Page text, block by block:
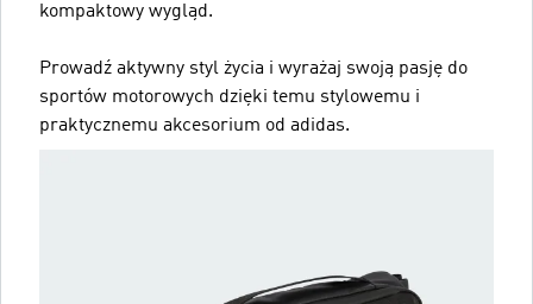
kompaktowy wygląd.
Prowadź aktywny styl życia i wyrażaj swoją pasję do
sportów motorowych dzięki temu stylowemu i
praktycznemu akcesorium od adidas.